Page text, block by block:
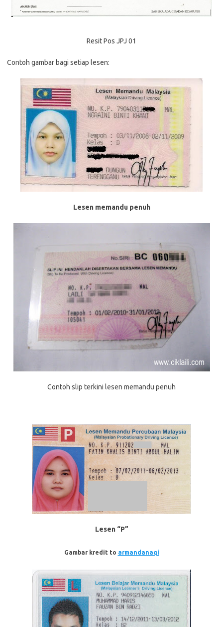
Resit Pos JPJ 01
Contoh gambar bagi setiap lesen:
Lesen memandu penuh
Contoh slip terkini lesen memandu penuh
Lesen “P”
Gambar kredit to armandanaqi